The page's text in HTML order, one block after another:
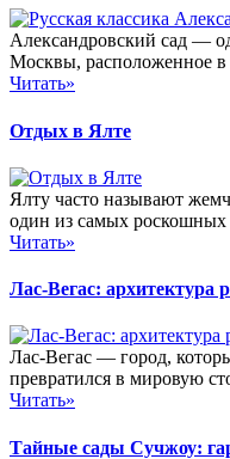
Александровский сад —
Москвы, расположенное
Читать»
Отдых в Ялте
Ялту часто называют
один из самых
Читать»
Лас-Вегас: архитектура
Лас-Вегас — город,
превратился в мировую
Читать»
Тайные сады Сучжоу: